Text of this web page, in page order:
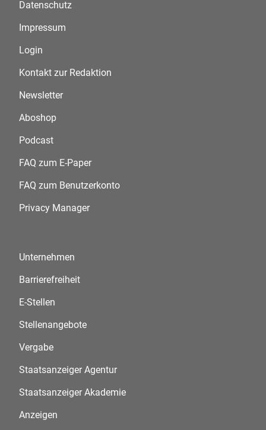
Datenschutz
Impressum
Login
Kontakt zur Redaktion
Newsletter
Aboshop
Podcast
FAQ zum E-Paper
FAQ zum Benutzerkonto
Privacy Manager
Unternehmen
Barrierefreiheit
E-Stellen
Stellenangebote
Vergabe
Staatsanzeiger Agentur
Staatsanzeiger Akademie
Anzeigen